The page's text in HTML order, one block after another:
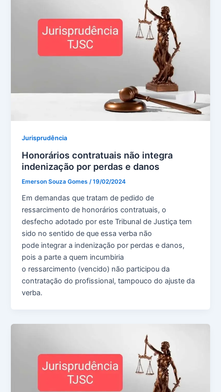
Jurisprudência
Honorários contratuais não integra
indenização por perdas e danos
Emerson Souza Gomes/19/02/2024
Em demandas que tratam de pedido de
ressarcimento de honorários contratuais, o
desfecho adotado por este Tribunal de Justiça tem
sido no sentido de que essa verba não
pode integrar a indenização por perdas e danos,
pois a parte a quem incumbiria
o ressarcimento (vencido) não participou da
contratação do profissional, tampouco do ajuste da
verba.